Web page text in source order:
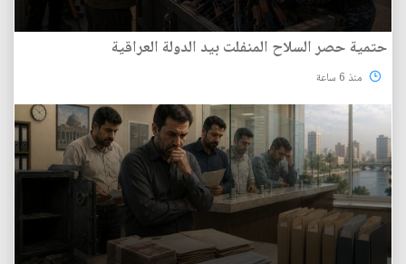
حتمية حصر السلاح المنفلت بيد الدولة العراقية
منذ 6 ساعة